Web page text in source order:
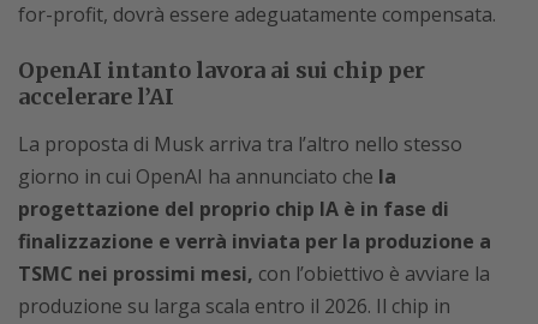
for-profit, dovrà essere adeguatamente compensata.
OpenAI intanto lavora ai sui chip per
accelerare l’AI
La proposta di Musk arriva tra l’altro nello stesso
giorno in cui OpenAI ha annunciato che la
progettazione del proprio chip IA è in fase di
finalizzazione e verrà inviata per la produzione a
TSMC nei prossimi mesi, con l’obiettivo è avviare la
produzione su larga scala entro il 2026. Il chip in